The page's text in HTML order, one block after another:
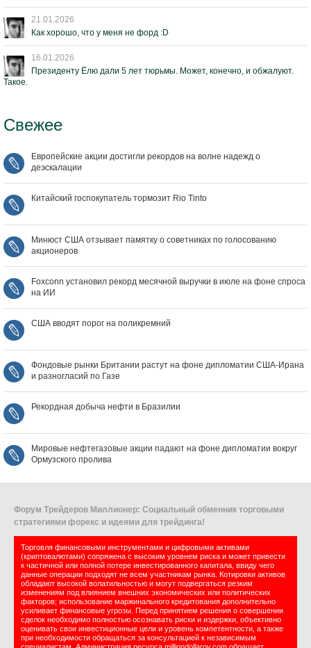
21.01.2026
Как хорошо, что у меня не форд :D
16.01.2026
Президенту Ёлю дали 5 лет тюрьмы. Может, конечно, и обжалуют.
Такое.
Свежее
Европейские акции достигли рекордов на волне надежд о
деэскалации
Китайский госпокупатель тормозит Rio Tinto
Минюст США отзывает памятку о советниках по голосованию
акционеров
Foxconn установил рекорд месячной выручки в июле на фоне спроса
на ИИ
США вводят порог на поликремний
Фондовые рынки Британии растут на фоне дипломатии США‑Ирана
и разногласий по Газе
Рекордная добыча нефти в Бразилии
Мировые нефтегазовые акции падают на фоне дипломатии вокруг
Ормузского пролива
Форум Трейдеров Миллионер: Социальный обменник торговыми
стратегиями форекс и идеями для трейдинга!
Торговля финансовыми инструментами и цифровыми активами
(криптовалютами) сопряжена с высоким уровнем риска и может привести
к частичной или полной потере инвестированного капитала, ввиду чего
данные операции подходят не всем участникам рынка. Котировки активов
обладают высокой волатильностью и могут подвергаться резким
изменениям под влиянием внешних экономических или политических
факторов; использование маржинального кредитования дополнительно
усиливает финансовые угрозы. Перед принятием решения о совершении
сделок необходимо полностью осознавать риски и издержки, объективно
оценивать свои инвестиционные цели и уровень компетентности, а также
при необходимости обращаться за консультацией к независимым